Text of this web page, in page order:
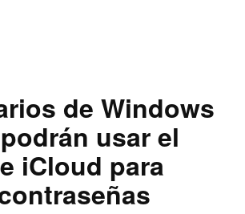
de Windows
usar el
iCloud para